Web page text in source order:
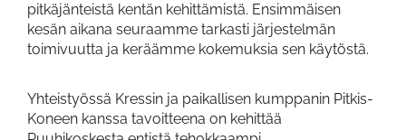
pitkäjänteistä kentän kehittämistä. Ensimmäisen
kesän aikana seuraamme tarkasti järjestelmän
toimivuutta ja keräämme kokemuksia sen käytöstä.
Yhteistyössä Kressin ja paikallisen kumppanin Pitkis-
Koneen kanssa tavoitteena on kehittää